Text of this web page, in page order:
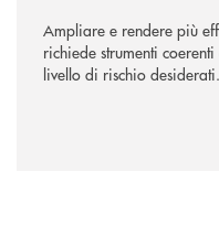
Ampliare e rendere più
richiede strumenti
livello di rischio
soluzioni tra loro